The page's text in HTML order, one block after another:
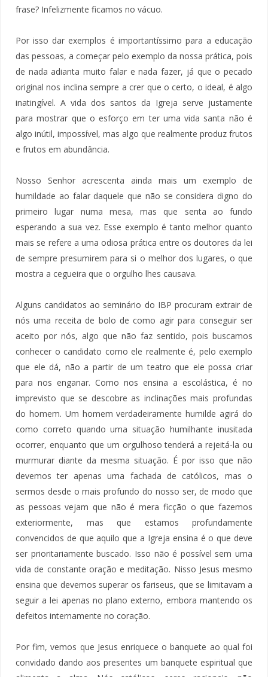
frase? Infelizmente ficamos no vácuo.
Por isso dar exemplos é importantíssimo para a educação
das pessoas, a começar pelo exemplo da nossa prática, pois
de nada adianta muito falar e nada fazer, já que o pecado
original nos inclina sempre a crer que o certo, o ideal, é algo
inatingível. A vida dos santos da Igreja serve justamente
para mostrar que o esforço em ter uma vida santa não é
algo inútil, impossível, mas algo que realmente produz frutos
e frutos em abundância.
Nosso Senhor acrescenta ainda mais um exemplo de
humildade ao falar daquele que não se considera digno do
primeiro lugar numa mesa, mas que senta ao fundo
esperando a sua vez. Esse exemplo é tanto melhor quanto
mais se refere a uma odiosa prática entre os doutores da lei
de sempre presumirem para si o melhor dos lugares, o que
mostra a cegueira que o orgulho lhes causava.
Alguns candidatos ao seminário do IBP procuram extrair de
nós uma receita de bolo de como agir para conseguir ser
aceito por nós, algo que não faz sentido, pois buscamos
conhecer o candidato como ele realmente é, pelo exemplo
que ele dá, não a partir de um teatro que ele possa criar
para nos enganar. Como nos ensina a escolástica, é no
imprevisto que se descobre as inclinações mais profundas
do homem. Um homem verdadeiramente humilde agirá do
como correto quando uma situação humilhante inusitada
ocorrer, enquanto que um orgulhoso tenderá a rejeitá-la ou
murmurar diante da mesma situação. É por isso que não
devemos ter apenas uma fachada de católicos, mas o
sermos desde o mais profundo do nosso ser, de modo que
as pessoas vejam que não é mera ficção o que fazemos
exteriormente, mas que estamos profundamente
convencidos de que aquilo que a Igreja ensina é o que deve
ser prioritariamente buscado. Isso não é possível sem uma
vida de constante oração e meditação. Nisso Jesus mesmo
ensina que devemos superar os fariseus, que se limitavam a
seguir a lei apenas no plano externo, embora mantendo os
defeitos internamente no coração.
Por fim, vemos que Jesus enriquece o banquete ao qual foi
convidado dando aos presentes um banquete espiritual que